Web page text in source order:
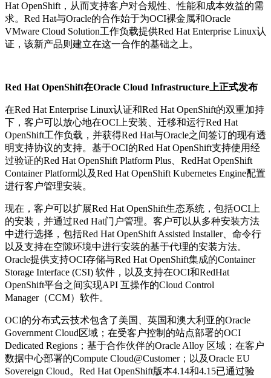
Hat OpenShift，从而支持客户对合规性、性能和成本效益的需
求。Red Hat与Oracle的合作始于为OCI裸金属和Oracle
VMware Cloud Solution工作负载提供Red Hat Enterprise Linux认
证，该新产品则建立在这一合作的基础之上。
Red Hat OpenShift在Oracle Cloud Infrastructure上正式发布
在Red Hat Enterprise Linux认证和Red Hat OpenShift的双重加持
下，客户可以放心地在OCI上安装、迁移和运行Red Hat
OpenShift工作负载，并获得Red Hat与Oracle之间签订的现有透
明支持协议的支持。基于OCI的Red Hat OpenShift支持使用经
过验证的Red Hat OpenShift Platform Plus、RedHat OpenShift
Container Platform以及Red Hat OpenShift Kubernetes Engine配置
进行客户管理安装。
现在，客户可以扩展Red Hat OpenShift生态系统，包括OCI上
的安装，并通过Red Hat门户管理。客户可以从多种安装方法
中进行选择，包括Red Hat OpenShift Assisted Installer、命令行
以及支持在空隙环境中进行安装的基于代理的安装方法。
Oracle提供支持OCI存储与Red Hat OpenShift集成的Container
Storage Interface (CSI) 软件，以及支持在OCI和RedHat
OpenShift平台之间实现API 互操作的Cloud Control
Manager（CCM）软件。
OCI的分布式云技术包含了美国、英国和澳大利亚的Oracle
Government Cloud区域；在受客户控制的站点部署的OCI
Dedicated Regions；基于合作伙伴的Oracle Alloy 区域；在客户
数据中心部署的Compute Cloud@Customer；以及Oracle EU
Sovereign Cloud。Red Hat OpenShift版本4.14和4.15已通过验